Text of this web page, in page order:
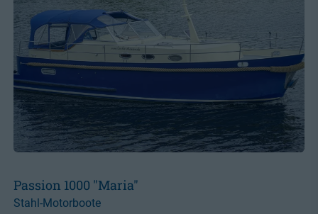
Passion 1000 "Maria"
Stahl-Motorboote